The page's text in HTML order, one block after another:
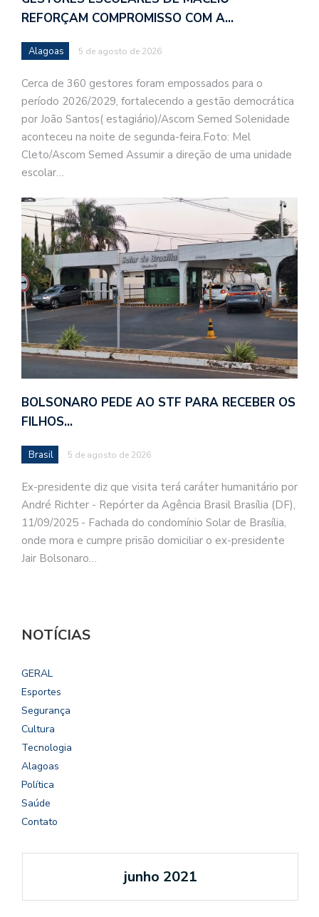
REFORÇAM COMPROMISSO COM A…
Alagoas 5 de agosto de 2026
Cerca de 360 gestores foram empossados para o
período 2026/2029, fortalecendo a gestão democrática
por João Santos( estagiário)/Ascom Semed Solenidade
aconteceu na noite de segunda-feira.Foto: Mel
Cleto/Ascom Semed Assumir a direção de uma unidade
escolar…
BOLSONARO PEDE AO STF PARA RECEBER OS
FILHOS…
Brasil 5 de agosto de 2026
Ex-presidente diz que visita terá caráter humanitário por
André Richter - Repórter da Agência Brasil Brasília (DF),
11/09/2025 - Fachada do condomínio Solar de Brasília,
onde mora e cumpre prisão domiciliar o ex-presidente
Jair Bolsonaro…
NOTÍCIAS
GERAL
Esportes
Segurança
Cultura
Tecnologia
Alagoas
Política
Saúde
Contato
junho 2021